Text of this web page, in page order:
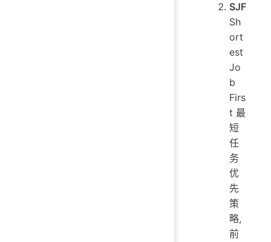
SJF
Sh
ort
est
Jo
b
Firs
t 最
短
任
务
优
先
策
略,
前